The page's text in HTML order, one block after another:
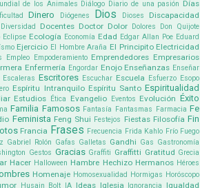
de los Animales Diálogo Diario de una pasión Días
Dinero Diógenes Dios Dioses Discapacidad
Diversidad Docentes Doctor Dolor Dolores Don Quijote
Eclipse Ecología Economía Edad Edgar Allan Poe Eduard
Ejercicio El Hombre Araña El Principito Electricidad
Empleo Empoderamiento Emprendedores Empresarios
Enfermería Engordar Enojo Enseñanzas Enseñar
Escaleras Escritores Escuchar Escuela Esfuerzo Esopo
Espíritu Intranquilo Espíritu Santo Espiritualidad
Estudios Ética Evangelio Eventos Evolución Éxito
Familia Famosos Fantasía Fantasmas Farmacia Fe
Feminista Feng Shui Festejos Fiestas Filosofía Fin
Francia Frases Frecuencia Frida Kahlo Frío Fuego
Gabriel Rolón Gafas Galletas Gandhi Gas Gastronomía
Gestos Gracias Graffiti Graffitti Gratitud Grecia
Hacer Halloween Hambre Hechizo Hermanos Héroes
Homenaje Homosexualidad Hormigas Horóscopo
Husain Bolt IA Ideas Iglesia Ignorancia Igualdad